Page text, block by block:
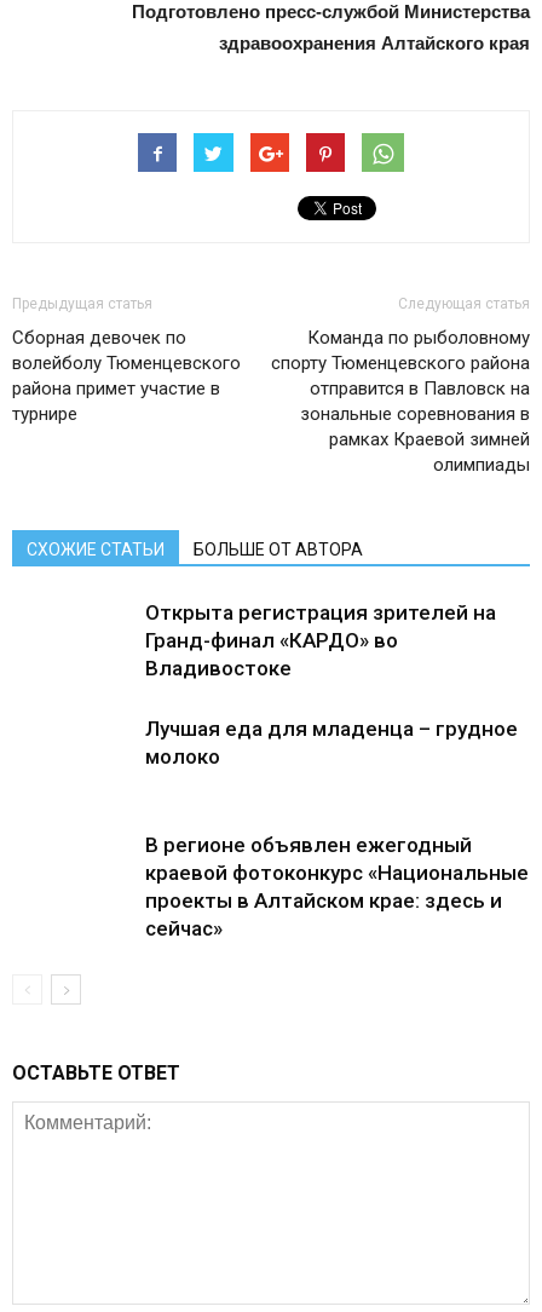
Подготовлено пресс-службой Министерства
здравоохранения Алтайского края
Предыдущая статья
Сборная девочек по
волейболу Тюменцевского
района примет участие в
турнире
Следующая статья
Команда по рыболовному
спорту Тюменцевского района
отправится в Павловск на
зональные соревнования в
рамках Краевой зимней
олимпиады
СХОЖИЕ СТАТЬИ БОЛЬШЕ ОТ АВТОРА
Открыта регистрация зрителей на
Гранд-финал «КАРДО» во
Владивостоке
Лучшая еда для младенца – грудное
молоко
В регионе объявлен ежегодный
краевой фотоконкурс «Национальные
проекты в Алтайском крае: здесь и
сейчас»
ОСТАВЬТЕ ОТВЕТ